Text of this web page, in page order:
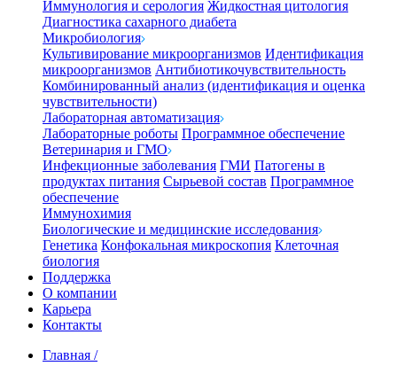
Иммунология и серология Жидкостная цитология
Диагностика сахарного диабета
Микробиология
Культивирование микроорганизмов Идентификация
микроорганизмов Антибиотикочувствительность
Комбинированный анализ (идентификация и оценка
чувствительности)
Лабораторная автоматизация
Лабораторные роботы Программное обеспечение
Ветеринария и ГМО
Инфекционные заболевания ГМИ Патогены в
продуктах питания Сырьевой состав Программное
обеспечение
Иммунохимия
Биологические и медицинские исследования
Генетика Конфокальная микроскопия Клеточная
биология
Поддержка
О компании
Карьера
Контакты
Главная /